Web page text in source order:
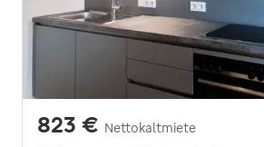
823 € Nettokaltmiete